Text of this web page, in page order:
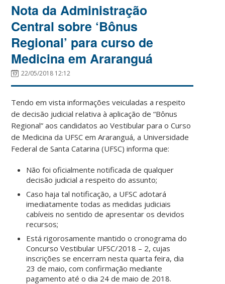
Nota da Administração
Central sobre ‘Bônus
Regional’ para curso de
Medicina em Araranguá
22/05/2018 12:12
Tendo em vista informações veiculadas a respeito
de decisão judicial relativa à aplicação de “Bônus
Regional” aos candidatos ao Vestibular para o Curso
de Medicina da UFSC em Araranguá, a Universidade
Federal de Santa Catarina (UFSC) informa que:
Não foi oficialmente notificada de qualquer
decisão judicial a respeito do assunto;
Caso haja tal notificação, a UFSC adotará
imediatamente todas as medidas judiciais
cabíveis no sentido de apresentar os devidos
recursos;
Está rigorosamente mantido o cronograma do
Concurso Vestibular UFSC/2018 – 2, cujas
inscrições se encerram nesta quarta feira, dia
23 de maio, com confirmação mediante
pagamento até o dia 24 de maio de 2018.